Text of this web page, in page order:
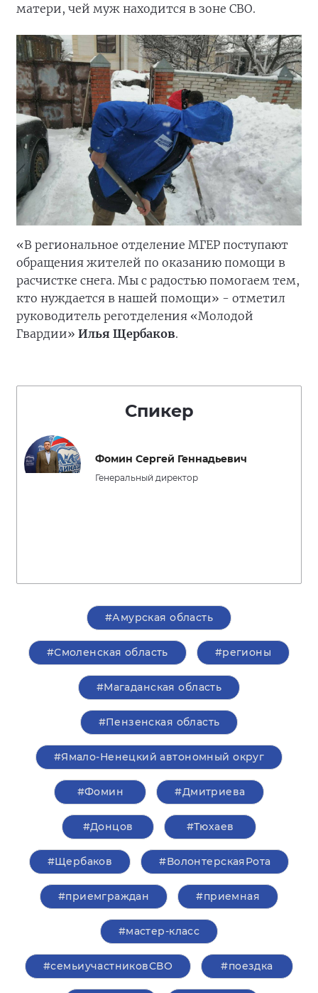
матери, чей муж находится в зоне СВО.
«В региональное отделение МГЕР поступают
обращения жителей по оказанию помощи в
расчистке снега. Мы с радостью помогаем тем,
кто нуждается в нашей помощи» - отметил
руководитель реготделения «Молодой
Гвардии» Илья Щербаков.
Спикер
Фомин Сергей Геннадьевич
Генеральный директор
#Амурская область
#Смоленская область #регионы
#Магаданская область
#Пензенская область
#Ямало-Ненецкий автономный округ
#Фомин #Дмитриева
#Донцов #Тюхаев
#Щербаков #ВолонтерскаяРота
#приемграждан #приемная
#мастер-класс
#семьиучастниковСВО #поездка